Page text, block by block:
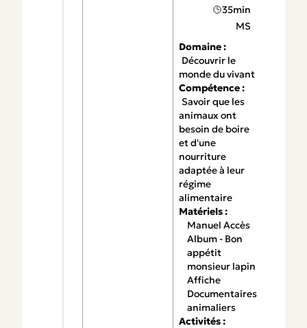
35min
MS
Domaine :
Découvrir le
monde du vivant
Compétence :
Savoir que les
animaux ont
besoin de boire
et d'une
nourriture
adaptée à leur
régime
alimentaire
Matériels :
Manuel Accès
Album - Bon
appétit
monsieur lapin
Affiche
Documentaires
animaliers
Activités :